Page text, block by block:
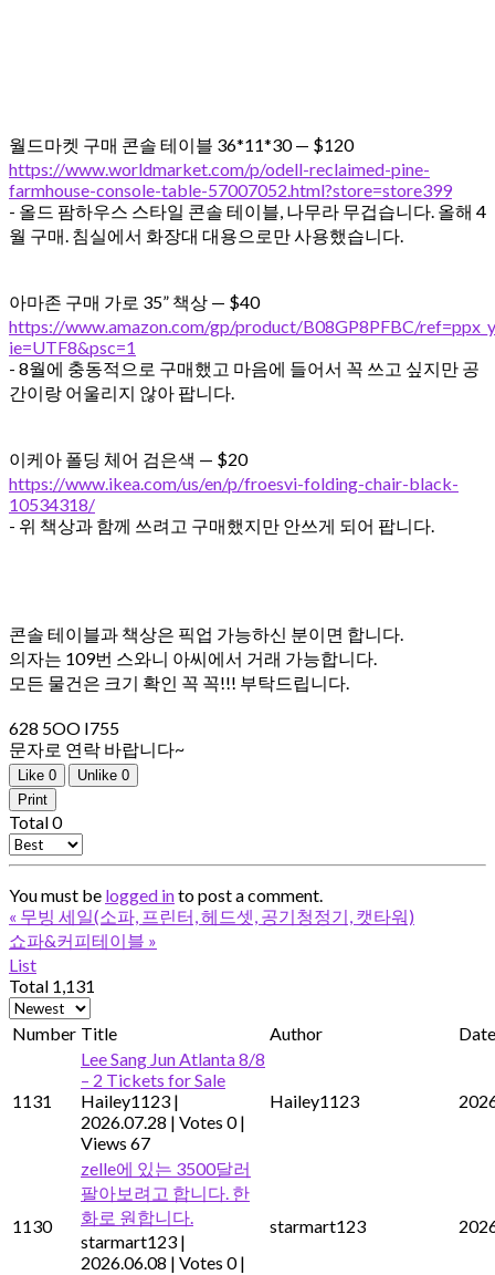
월드마켓 구매 콘솔 테이블 36*11*30 — $120
https://www.worldmarket.com/p/odell-reclaimed-pine-
farmhouse-console-table-57007052.html?store=store399
- 올드 팜하우스 스타일 콘솔 테이블, 나무라 무겁습니다. 올해 4
월 구매. 침실에서 화장대 대용으로만 사용했습니다.
아마존 구매 가로 35” 책상 — $40
https://www.amazon.com/gp/product/B08GP8PFBC/
ie=UTF8&psc=1
- 8월에 충동적으로 구매했고 마음에 들어서 꼭 쓰고 싶지만 공
간이랑 어울리지 않아 팝니다.
이케아 폴딩 체어 검은색 — $20
https://www.ikea.com/us/en/p/froesvi-folding-chair-black-
10534318/
- 위 책상과 함께 쓰려고 구매했지만 안쓰게 되어 팝니다.
콘솔 테이블과 책상은 픽업 가능하신 분이면 합니다.
의자는 109번 스와니 아씨에서 거래 가능합니다.
모든 물건은 크기 확인 꼭 꼭!!! 부탁드립니다.
628 5OO I755
문자로 연락 바랍니다~
Like 0 Unlike 0
Print
Total0
You must be logged into post a comment.
« 무빙 세일(소파, 프린터, 헤드셋, 공기청정기, 캣타워)
쇼파&커피테이블 »
List
Total 1,131
Number Title Author Date
1131
Lee Sang Jun Atlanta 8/8
– 2 Tickets for Sale
Hailey1123 |
2026.07.28 | Votes 0 |
Views 67
Hailey1123
1130
zelle에 있는 3500달러
팔아보려고 합니다. 한
화로 원합니다.
starmart123 |
2026.06.08 | Votes 0 |
starmart123